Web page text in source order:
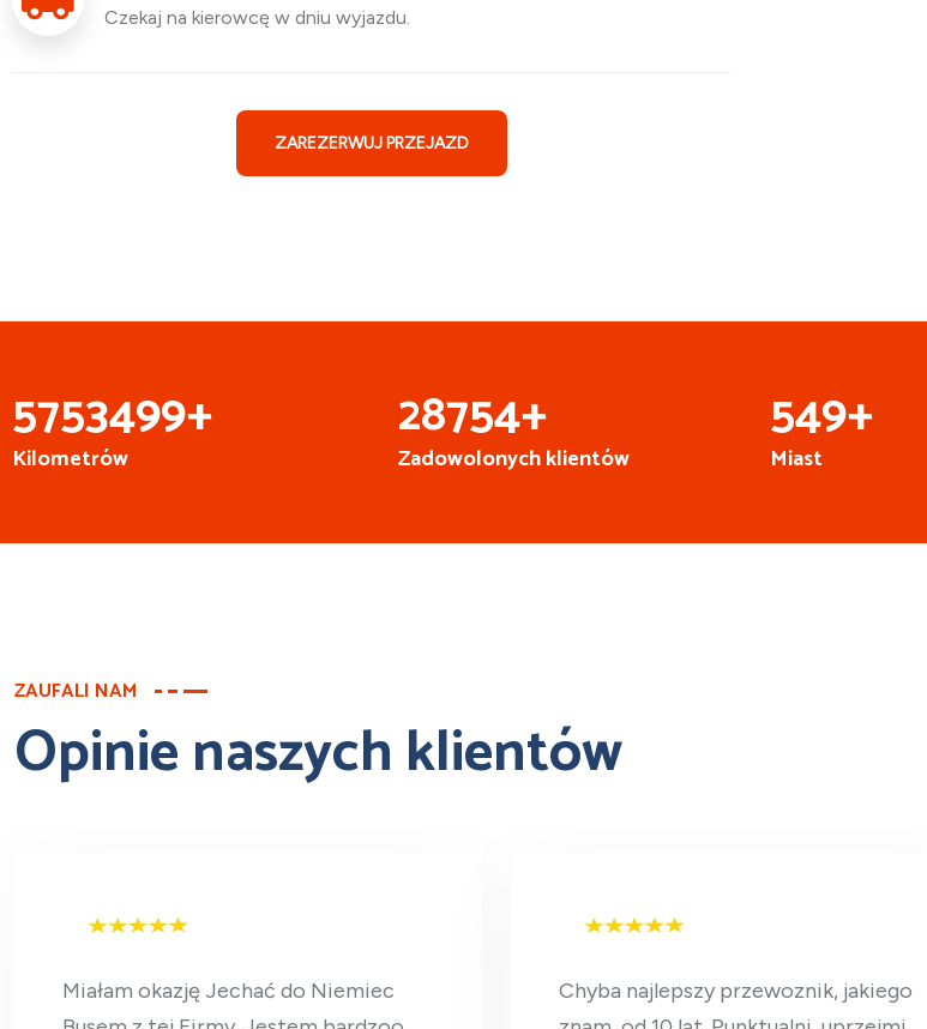
Czekaj na kierowcę w dniu wyjazdu.
ZAREZERWUJ PRZEJAZD
6999931+
Kilometrów
35000+
Zadowolonych klientów
668+
Miast
ZAUFALI NAM
Opinie naszych klientów
Miałam okazję Jechać do Niemiec
Chyba najlepszy przewoznik, jakiego